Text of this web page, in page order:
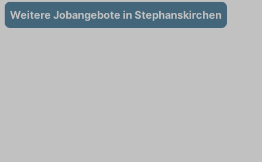
Weitere Jobangebote in Stephanskirchen